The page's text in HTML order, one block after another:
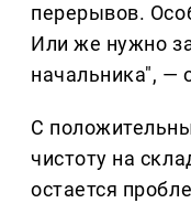
перерывов.
Или же нужно
начальника", —
С
чистоту на
остается